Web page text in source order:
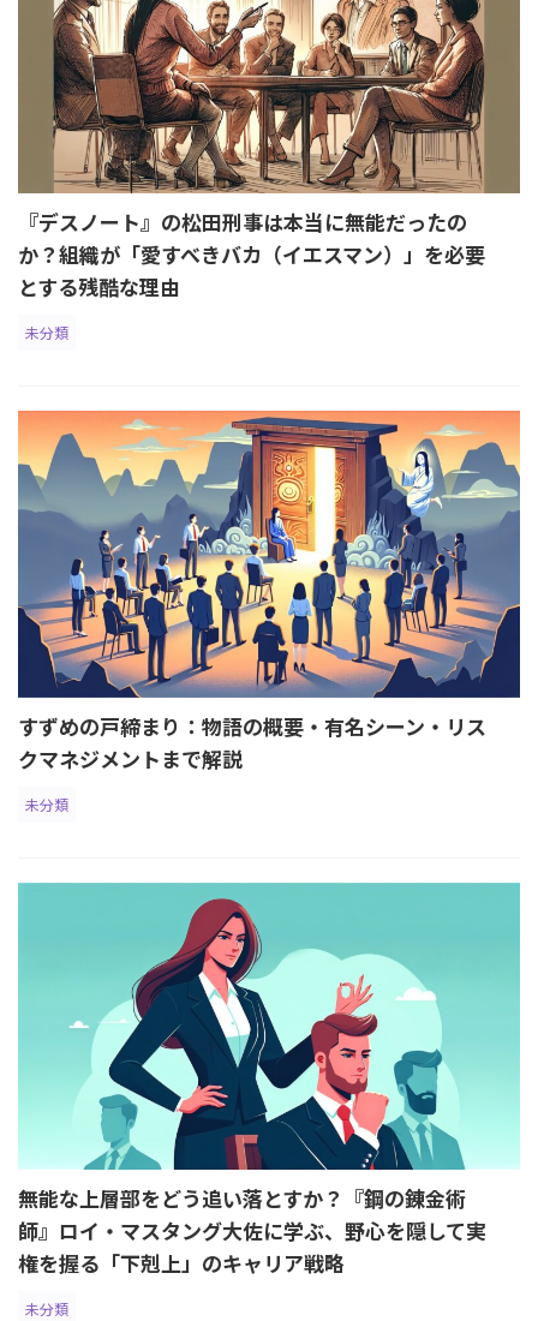
『デスノート』の松田刑事は本当に無能だったの
か？組織が「愛すべきバカ（イエスマン）」を必要
とする残酷な理由
未分類
すずめの戸締まり：物語の概要・有名シーン・リス
クマネジメントまで解説
未分類
無能な上層部をどう追い落とすか？『鋼の錬金術
師』ロイ・マスタング大佐に学ぶ、野心を隠して実
権を握る「下剋上」のキャリア戦略
未分類